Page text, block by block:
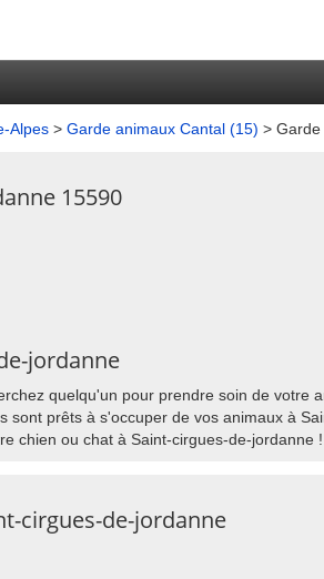
Alpes > Garde animaux Cantal (15) >
15590
jordanne
quelqu'un pour prendre soin de votre
prêts à s'occuper de vos animaux à
chien ou chat à Saint-cirgues-de-jordanne !
cirgues-de-jordanne